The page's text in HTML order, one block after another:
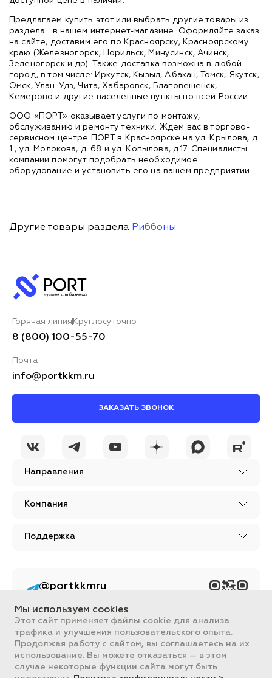
Предлагаем купить этот или выбрать другие товары из
раздела
в нашем интернет-магазине. Оформляйте заказ
на сайте, доставим его по Красноярску, Красноярскому
краю (Железногорск, Норильск, Минусинск, Ачинск,
Зеленогорск и др). Также доставка возможна в любой
город, в том числе: Иркутск, Кызыл, Абакан, Томск, Якутск,
Омск, Улан-Удэ, Чита, Хабаровск, Благовещенск,
Кемерово и другие населенные пункты по всей России.
ООО «ПОРТ» оказывает услуги по монтажу,
обслуживанию и ремонту техники. Ждем вас в торгово-
сервисном центре ПОРТ в Красноярске на ул. Крылова, д.
1 , ул. Молокова, д. 68 и ул. Копылова, д.17. Специалисты
компании помогут подобрать необходимое
оборудование и установить его на вашем предприятии.
Другие товары раздела Риббоны
Направления
Компания
Поддержка
Горячая линия Круглосуточно
8 (800) 100-55-70
Почта
info@portkkm.ru
ЗАКАЗАТЬ ЗВОНОК
Вся информация, размещенная на сайте, носит ознакомительный
характер и не является публичной офертой, определяемой
положениями Статьи 437 ГК РФ.
Все цены на сайте указаны с НДС. ООО "ПОРТ" ИНН 2461018892,
ОГРН 1022401953496
@portkkmru
контент PORT - бизнес
портал
Мы используем cookies
Этот сайт применяет файлы cookie для анализа
трафика и улучшения пользовательского опыта.
Продолжая работу с сайтом, вы соглашаетесь на их
использование. Вы можете отказаться — в этом
случае некоторые функции сайта могут быть